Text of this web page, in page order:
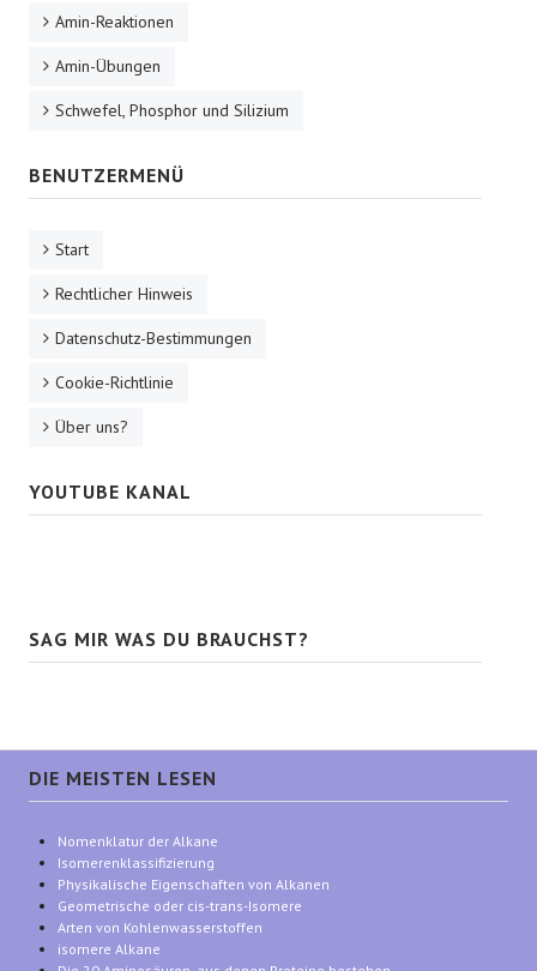
Amin-Reaktionen
Amin-Übungen
Schwefel, Phosphor und Silizium
BENUTZERMENÜ
Start
Rechtlicher Hinweis
Datenschutz-Bestimmungen
Cookie-Richtlinie
Über uns?
YOUTUBE KANAL
SAG MIR WAS DU BRAUCHST?
DIE MEISTEN LESEN
Nomenklatur der Alkane
Isomerenklassifizierung
Physikalische Eigenschaften von Alkanen
Geometrische oder cis-trans-Isomere
Arten von Kohlenwasserstoffen
isomere Alkane